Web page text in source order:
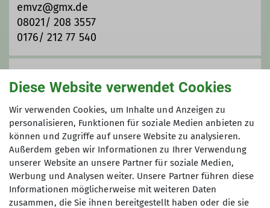
Trainer*in C Bergwandern
emvz@gmx.de
08021/ 208 3557
0176/ 212 77 540
21.10.2025 / 03.11.2025
Maximale Teilnehmeranzahl
10
Diese Website verwendet Cookies
Wir verwenden Cookies, um Inhalte und Anzeigen zu
personalisieren, Funktionen für soziale Medien anbieten zu
können und Zugriffe auf unsere Website zu analysieren.
Außerdem geben wir Informationen zu Ihrer Verwendung
unserer Website an unsere Partner für soziale Medien,
Werbung und Analysen weiter. Unsere Partner führen diese
Informationen möglicherweise mit weiteren Daten
zusammen, die Sie ihnen bereitgestellt haben oder die sie